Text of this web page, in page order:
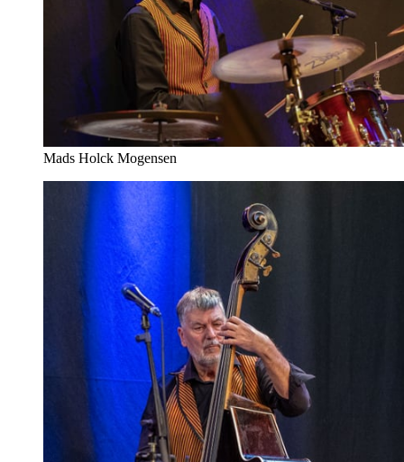
Mads Holck Mogensen